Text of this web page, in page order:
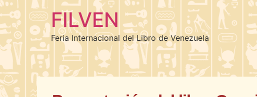
FILVEN
Feria Internacional del Libro de Venezuela